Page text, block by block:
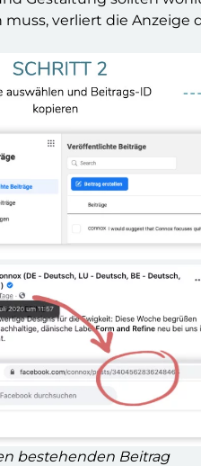
verliert die Anzeige
bestehenden Beitrag